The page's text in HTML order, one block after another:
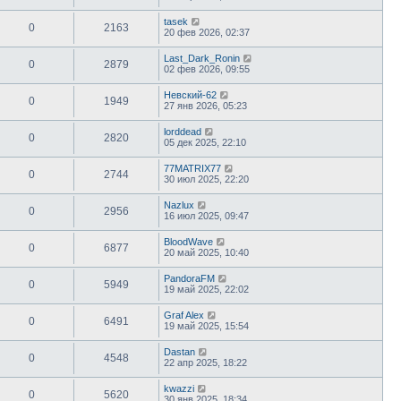
0 2163
tasek
20 фев 2026, 02:37
0 2879
Last_Dark_Ronin
02 фев 2026, 09:55
0 1949
Невский-62
27 янв 2026, 05:23
0 2820
lorddead
05 дек 2025, 22:10
0 2744
77MATRIX77
30 июл 2025, 22:20
0 2956
Nazlux
16 июл 2025, 09:47
0 6877
BloodWave
20 май 2025, 10:40
0 5949
PandoraFM
19 май 2025, 22:02
0 6491
Graf Alex
19 май 2025, 15:54
0 4548
Dastan
22 апр 2025, 18:22
0 5620
kwazzi
30 янв 2025, 18:34